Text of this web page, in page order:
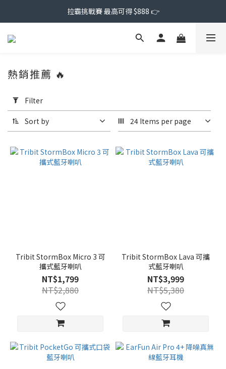
拉霸挑戰賽 最高可得 $888 👉
Filter
(0/20)
Range
熱銷推薦 🔥
Filter
Sort by 24 Items per page
Tribit StormBox Micro 3 可
攜式藍牙喇叭
NT$1,799
NT$2,880
Tribit StormBox Lava 可攜
式藍牙喇叭
NT$3,999
NT$5,380